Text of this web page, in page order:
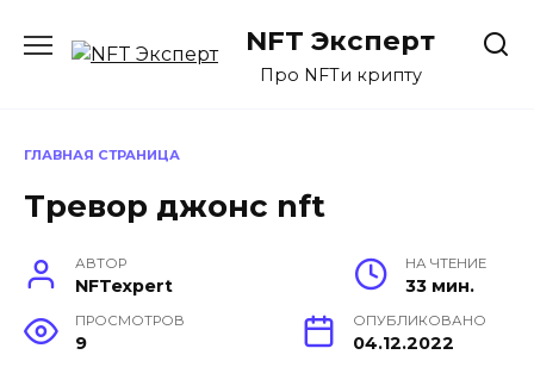
содержанию
NFT Эксперт
Про NFTи крипту
ГЛАВНАЯ СТРАНИЦА
Тревор джонс nft
АВТОР
NFTexpert
НА ЧТЕНИЕ
33 мин.
ПРОСМОТРОВ
9
ОПУБЛИКОВАНО
04.12.2022